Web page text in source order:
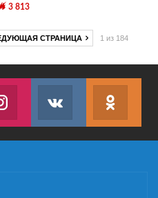
3 813
СТРАНИЦА 1 из 184
on TwitterJoin us on InstagramJoin us on VK